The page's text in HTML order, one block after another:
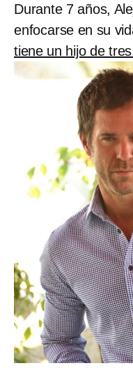
Durante 7 años,
enfocarse en su
tiene un hijo de